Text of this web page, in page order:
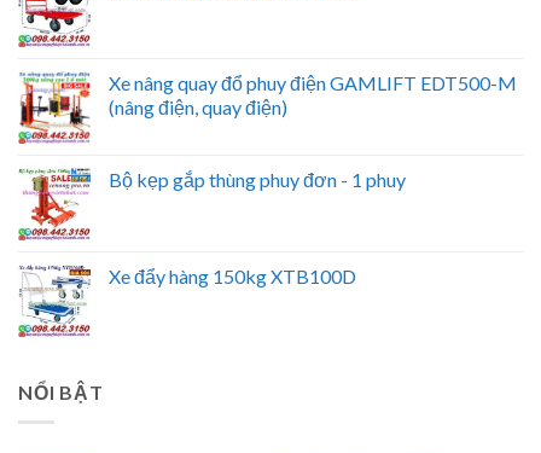
Xe nâng quay đổ phuy điện GAMLIFT EDT500-M
(nâng điện, quay điện)
Bộ kẹp gắp thùng phuy đơn - 1 phuy
Xe đẩy hàng 150kg XTB100D
NỔI BẬT